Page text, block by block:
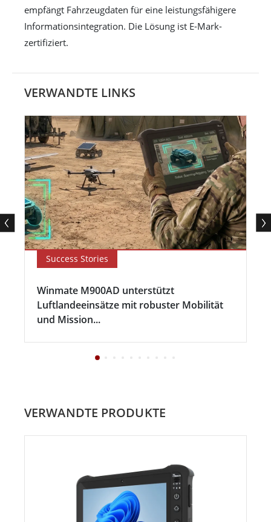
empfängt Fahrzeugdaten für eine leistungsfähigere
Informationsintegration. Die Lösung ist E-Mark-
zertifiziert.
VERWANDTE LINKS
Success Stories
Winmate M900AD unterstützt
Luftlandeeinsätze mit robuster Mobilität
und Mission...
VERWANDTE PRODUKTE